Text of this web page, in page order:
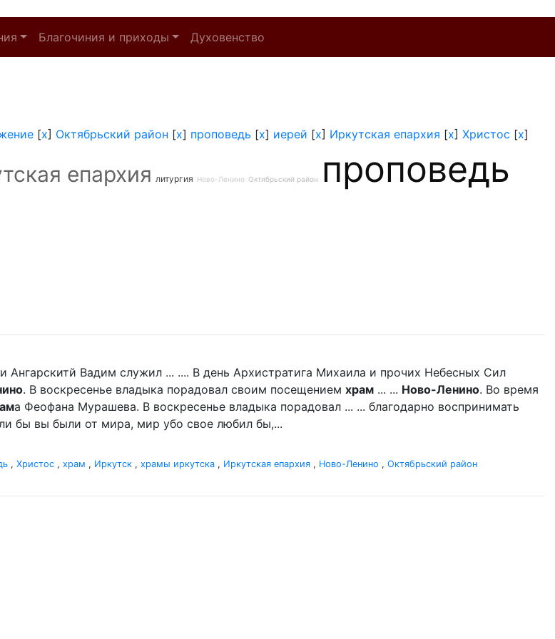
Благочиния и приходы Духовенство
[x] Октябрьский район [x] проповедь [x] иерей [x] Иркутская епархия [x] Христос [x]
епархия литургия Ново-Ленино Октябрьский район проповедь
Ангарскитй Вадим служил ... .... В день Архистратига Михаила и прочих Небесных Сил
. В воскресенье владыка порадовал своим посещением храм ... ... Ново-Ленино. Во время
а Феофана Мурашева. В воскресенье владыка порадовал ... ... благодарно воспринимать
бы вы были от мира, мир убо свое любил бы,...
, Христос , храм , Иркутск , храмы иркутска , Иркутская епархия , Ново-Ленино , Октябрьский район